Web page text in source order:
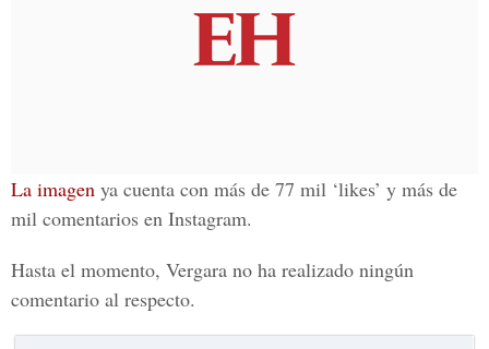
La imagen ya cuenta con más de 77 mil ‘likes’ y más de
mil comentarios en Instagram.
Hasta el momento, Vergara no ha realizado ningún
comentario al respecto.